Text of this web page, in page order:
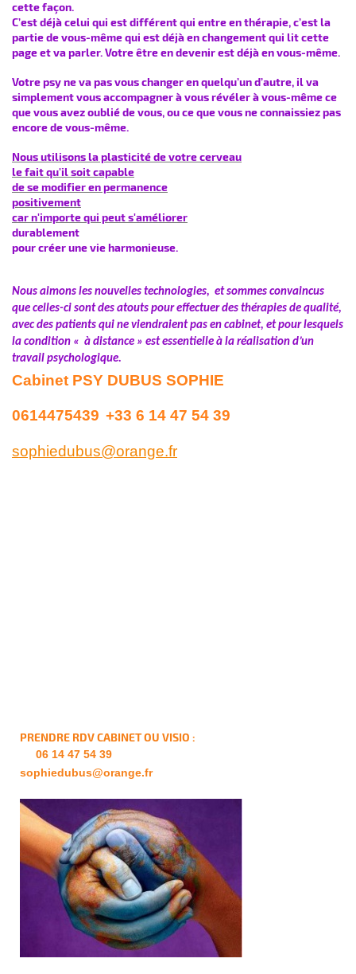
cette façon.
C’est déjà celui qui est différent qui entre en thérapie, c’est la
partie de vous-même qui est déjà en changement qui lit cette
page et va parler. Votre être en devenir est déjà en vous-même.
Votre psy ne va pas vous changer en quelqu’un d’autre, il va
simplement vous accompagner à vous révéler à vous-même ce
que vous avez oublié de vous, ou ce que vous ne connaissiez pas
encore de vous-même.
Nous utilisons la plasticité de votre cerveau
le fait qu'il soit capable
de se modifier en permanence
positivement
car n'importe qui peut s'améliorer
durablement
pour créer une vie harmonieuse.
Nous aimons les nouvelles technologies, et sommes convaincus
que celles-ci sont des atouts pour effectuer des thérapies de qualité,
avec des patients qui ne viendraient pas en cabinet, et pour lesquels
la condition « à distance » est essentielle à la réalisation d’un
travail psychologique.
Cabinet PSY DUBUS SOPHIE
0614475439 +33 6 14 47 54 39
sophiedubus@orange.fr
PRENDRE RDV CABINET OU VISIO :
06 14 47 54 39
sophiedubus@orange.fr